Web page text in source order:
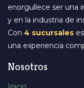
enorgullece ser una
y en la industria de
Con 4 sucursales
una experiencia
Nosotros